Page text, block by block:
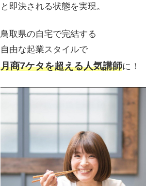
と即決される状態を実現。
鳥取県の自宅で完結する
自由な起業スタイルで
月商7ケタを超える人気講師に！